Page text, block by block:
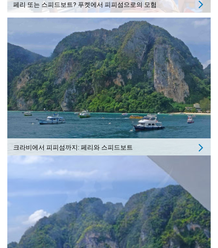
페리 또는 스피드보트? 푸켓에서 피피섬으로의 모험
크라비에서 피피섬까지: 페리와 스피드보트